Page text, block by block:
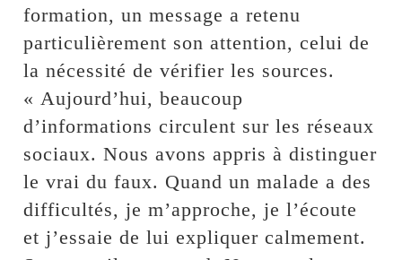
formation, un message a retenu
particulièrement son attention, celui de
la nécessité de vérifier les sources.
« Aujourd’hui, beaucoup
d’informations circulent sur les réseaux
sociaux. Nous avons appris à distinguer
le vrai du faux. Quand un malade a des
difficultés, je m’approche, je l’écoute
et j’essaie de lui expliquer calmement.